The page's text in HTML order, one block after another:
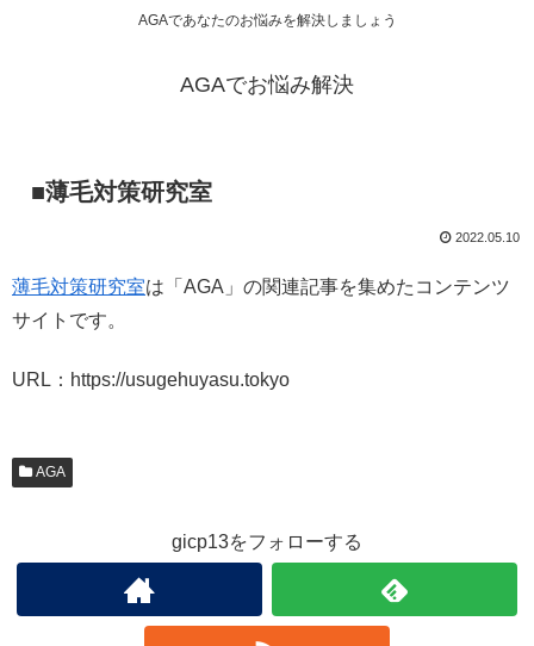
AGAであなたのお悩みを解決しましょう
AGAでお悩み解決
■薄毛対策研究室
2022.05.10
薄毛対策研究室は「AGA」の関連記事を集めたコンテンツ
サイトです。
URL：https://usugehuyasu.tokyo
AGA
gicp13をフォローする